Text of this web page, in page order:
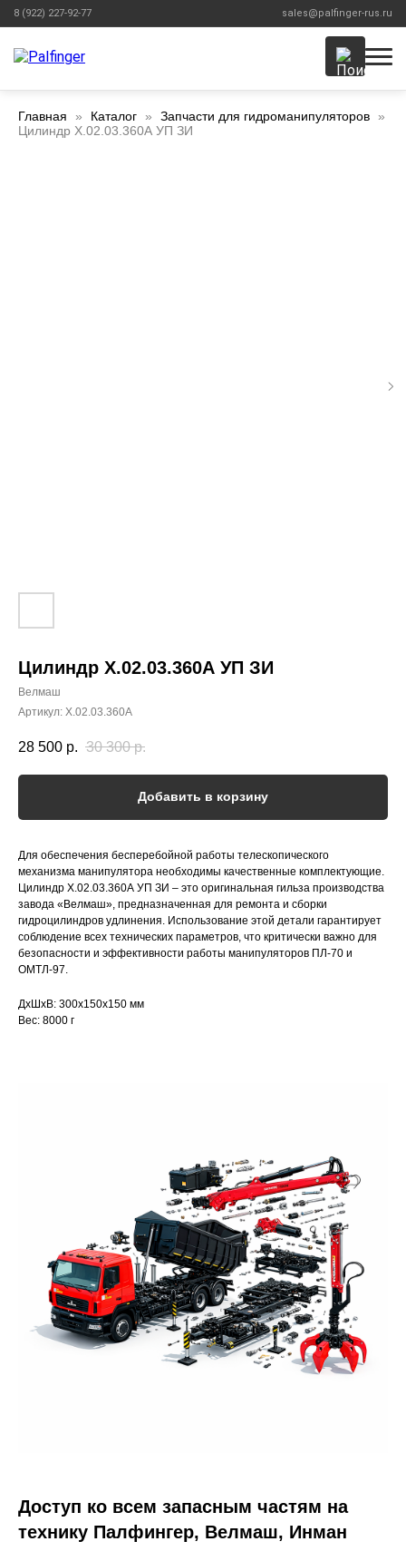
8 (922) 227-92-77 sales@palfinger-rus.ru
Главная Каталог
Запчасти для гидроманипуляторов
Цилиндр Х.02.03.360А УП ЗИ
Цилиндр Х.02.03.360А УП ЗИ
Велмаш
Артикул: Х.02.03.360А
28 500 р. 30 300 р.
Добавить в корзину
Для обеспечения бесперебойной работы телескопического
механизма манипулятора необходимы качественные комплектующие.
Цилиндр Х.02.03.360А УП ЗИ – это оригинальная гильза производства
завода «Велмаш», предназначенная для ремонта и сборки
гидроцилиндров удлинения. Использование этой детали гарантирует
соблюдение всех технических параметров, что критически важно для
безопасности и эффективности работы манипуляторов ПЛ-70 и
ОМТЛ-97.
ДxШxВ: 300x150x150 мм
Вес: 8000 г
Доступ ко всем запасным частям на
технику Палфингер, Велмаш, Инман